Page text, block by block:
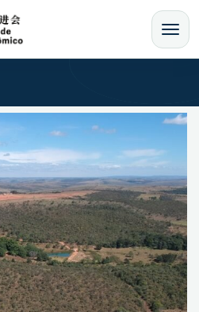
MENU